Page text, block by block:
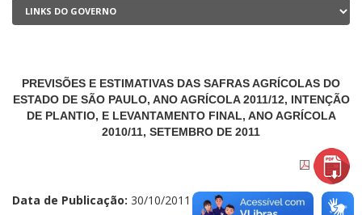
PREVISÕES E ESTIMATIVAS DAS SAFRAS AGRÍCOLAS DO
ESTADO DE SÃO PAULO, ANO AGRÍCOLA 2011/12, INTENÇÃO
DE PLANTIO, E LEVANTAMENTO FINAL, ANO AGRÍCOLA
2010/11, SETEMBRO DE 2011
Data de Publicação: 30/10/2011